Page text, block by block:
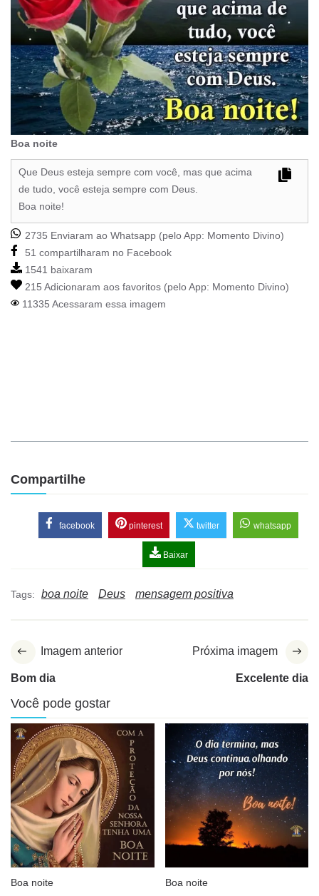
Boa noite
Que Deus esteja sempre com você, mas que acima
de tudo, você esteja sempre com Deus.
Boa noite!
2735 Enviaram ao Whatsapp (pelo App: Momento Divino)
51 compartilharam no Facebook
1541 baixaram
215 Adicionaram aos favoritos (pelo App: Momento Divino)
11335 Acessaram essa imagem
Compartilhe
facebook pinterest twitter whatsapp
Baixar
Tags: boa noite Deus mensagem positiva
Imagem anterior
Bom dia
Próxima imagem
Excelente dia
Você pode gostar
Boa noite Boa noite